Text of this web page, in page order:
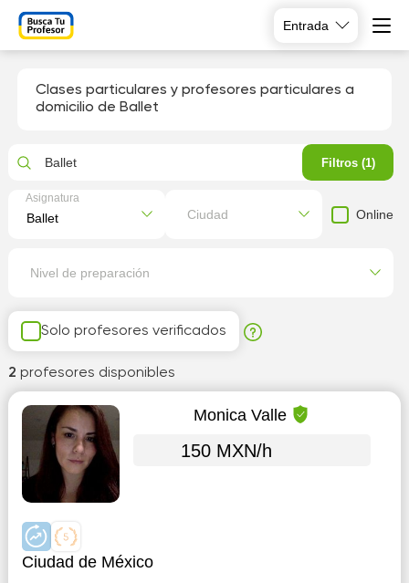
Entrada
Clases particulares y profesores particulares a
domicilio de Ballet
Solo profesores verificados
2 profesores disponibles
Monica Valle
150 MXN/h
Ciudad de México
Ballet Filtros (1)
Asignatura
Ciudad Online
Nivel de preparación